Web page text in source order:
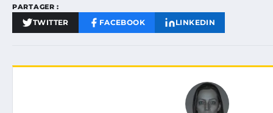
PARTAGER :
TWITTER FACEBOOK LINKEDIN